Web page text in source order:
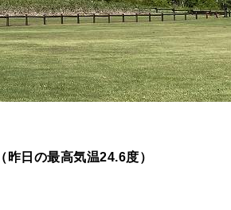
日の最高気温24.6度）